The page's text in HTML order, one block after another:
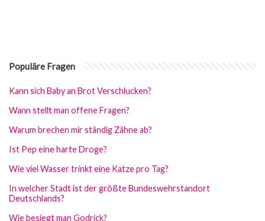
Populäre Fragen
Kann sich Baby an Brot Verschlucken?
Wann stellt man offene Fragen?
Warum brechen mir ständig Zähne ab?
Ist Pep eine harte Droge?
Wie viel Wasser trinkt eine Katze pro Tag?
In welcher Stadt ist der größte Bundeswehrstandort
Deutschlands?
Wie besiegt man Godrick?